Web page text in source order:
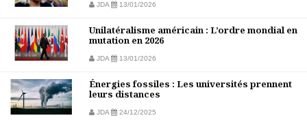
JDA 13/01/2026
Unilatéralisme américain : L’ordre mondial en
mutation en 2026
JDA 13/01/2026
Énergies fossiles : Les universités prennent
leurs distances
JDA 24/12/2025